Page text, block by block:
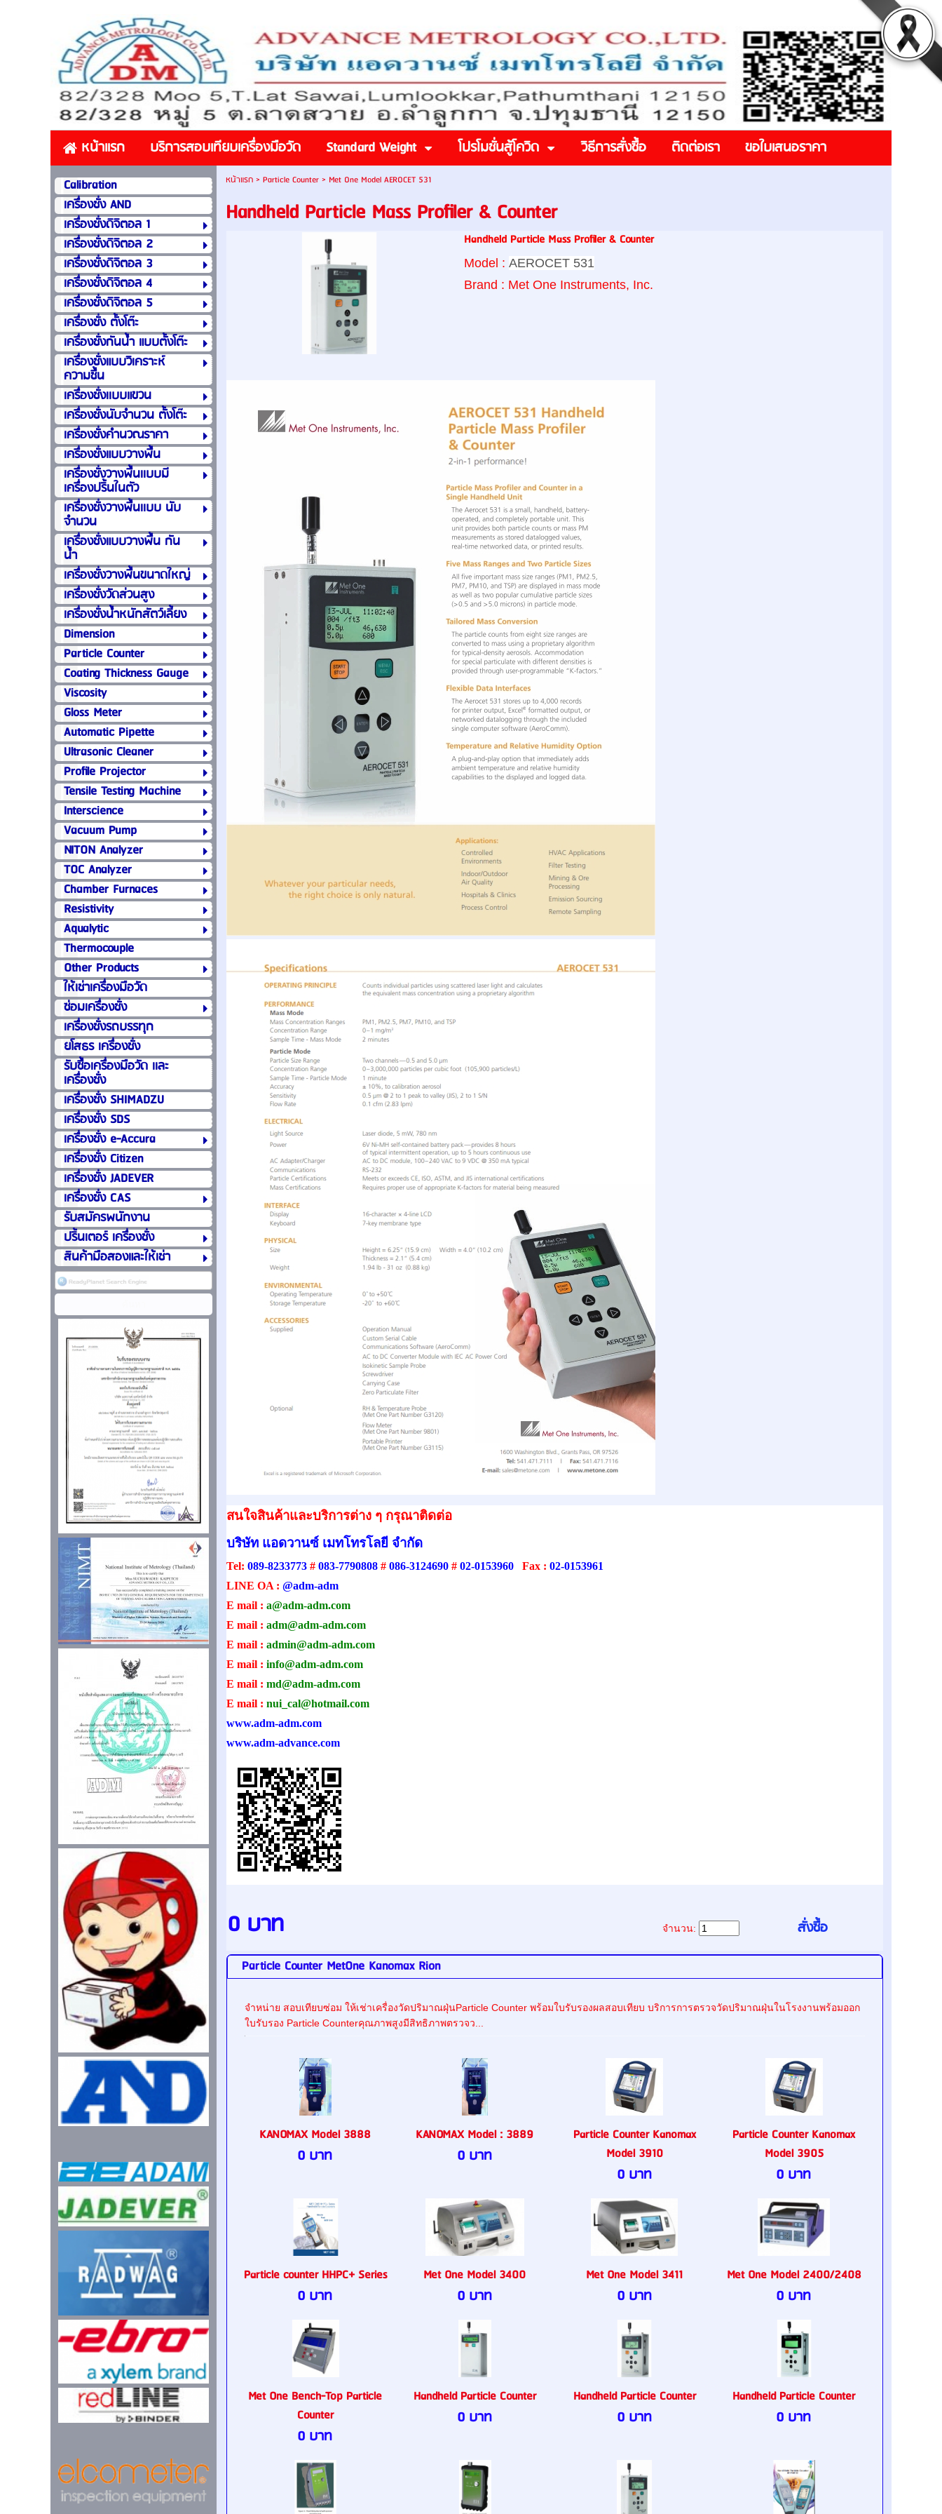
หน้าแรก บริการสอบเทียบเครื่องมือวัด Standard Weight โปรโมชั่นสู้โควิด วิธีการสั่งซื้อ ติดต่อเรา ขอใบเสนอราคา
Calibration
เครื่องชั่ง AND
เครื่องชั่งดิจิตอล 1
เครื่องชั่งดิจิตอล 2
เครื่องชั่งดิจิตอล 3
เครื่องชั่งดิจิตอล 4
เครื่องชั่งดิจิตอล 5
เครื่องชั่ง ตั้งโต๊ะ
เครื่องชั่งกันน้ำ แบบตั้งโต๊ะ
เครื่องชั่งแบบวิเคราะห์
ความชื้น
เครื่องชั่งเเบบแขวน
เครื่องชั่งนับจำนวน ตั้งโต๊ะ
เครื่องชั่งคำนวณราคา
เครื่องชั่งแบบวางพื้น
เครื่องชั่งวางพื้นเเบบมี
เครื่องปริ้นในตัว
เครื่องชั่งวางพื้นเเบบ นับ
จำนวน
เครื่องชั่งแบบวางพื้น กัน
น้ำ
เครื่องชั่งวางพื้นขนาดใหญ่
เครื่องชั่งวัดส่วนสูง
เครื่องชั่งน้ำหนักสัตว์เลี้ยง
Dimension
Particle Counter
Coating Thickness Gauge
Viscosity
Gloss Meter
Automatic Pipette
Ultrasonic Cleaner
Profile Projector
Tensile Testing Machine
Interscience
Vacuum Pump
NITON Analyzer
TOC Analyzer
Chamber Furnaces
Resistivity
Aqualytic
Thermocouple
Other Products
ให้เช่าเครื่องมือวัด
ซ่อมเครื่องชั่ง
เครื่องชั่งรถบรรทุก
ยโสธร เครื่องชั่ง
รับซื้อเครื่องมือวัด เเละ
เครื่องชั่ง
เครื่องชั่ง SHIMADZU
เครื่องชั่ง SDS
เครื่องชั่ง e-Accura
เครื่องชั่ง Citizen
เครื่องชั่ง JADEVER
เครื่องชั่ง CAS
รับสมัครพนักงาน
ปริ้นเตอร์ เครื่องชั่ง
สินค้ามือสองและให้เช่า
หน้าแรก> Particle Counter> Met One Model AEROCET 531
Handheld Particle Mass Proﬁler & Counter
Handheld Particle Mass Proﬁler & Counter
Model :AEROCET 531
Brand : Met One Instruments, Inc.
สนใจสินค้าและบริการต่าง ๆ กรุณาติดต่อ
บริษัท แอดวานซ์ เมทโทรโลยี จำกัด
Tel: 089-8233773# 083-7790808# 086-3124690# 02-0153960 Fax : 02-0153961
LINE OA : @adm-adm
E mail : a@adm-adm.com
E mail : adm@adm-adm.com
E mail : admin@adm-adm.com
E mail : info@adm-adm.com
E mail : md@adm-adm.com
E mail : nui_cal@hotmail.com
www.adm-adm.com
www.adm-advance.com
0 บาท จำนวน:
Particle Counter MetOne Kanomax Rion
จำหน่าย สอบเทียบซ่อม ให้เช่าเครื่องวัดปริมาณฝุ่นParticle Counter พร้อมใบรับรองผลสอบเทียบ บริการการตรวจวัดปริมาณฝุ่นในโรงงานพร้อมออก
ใบรับรอง Particle Counterคุณภาพสูงมีสิทธิภาพตรวจว...
KANOMAX Model 3888
0 บาท
KANOMAX Model : 3889
0 บาท
Particle Counter Kanomax
Model 3910
0 บาท
Particle Counter Kanomax
Model 3905
0 บาท
Particle counter HHPC+ Series
0 บาท
Met One Model 3400
0 บาท
Met One Model 3411
0 บาท
Met One Model 2400/2408
0 บาท
Met One Bench-Top Particle
Counter
0 บาท
Handheld Particle Counter
0 บาท
Handheld Particle Counter
0 บาท
Handheld Particle Counter
0 บาท